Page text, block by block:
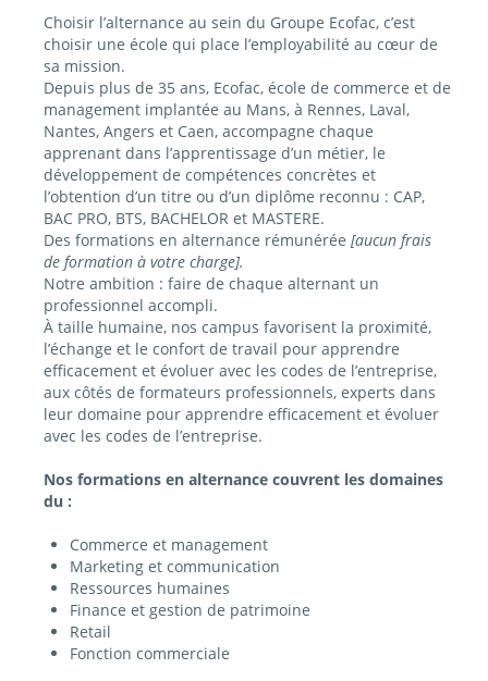
Choisir l’alternance au sein du Groupe Ecofac, c’est
choisir une école qui place l’employabilité au cœur de
sa mission.
Depuis plus de 35 ans, Ecofac, école de commerce et de
management implantée au Mans, à Rennes, Laval,
Nantes, Angers et Caen, accompagne chaque
apprenant dans l’apprentissage d’un métier, le
développement de compétences concrètes et
l’obtention d’un titre ou d’un diplôme reconnu : CAP,
BAC PRO, BTS, BACHELOR et MASTERE.
Des formations en alternance rémunérée [aucun frais
de formation à votre charge].
Notre ambition : faire de chaque alternant un
professionnel accompli.
À taille humaine, nos campus favorisent la proximité,
l’échange et le confort de travail pour apprendre
efficacement et évoluer avec les codes de l’entreprise,
aux côtés de formateurs professionnels, experts dans
leur domaine pour apprendre efficacement et évoluer
avec les codes de l’entreprise.
Nos formations en alternance couvrent les domaines
du :
Commerce et management
Marketing et communication
Ressources humaines
Finance et gestion de patrimoine
Retail
Fonction commerciale